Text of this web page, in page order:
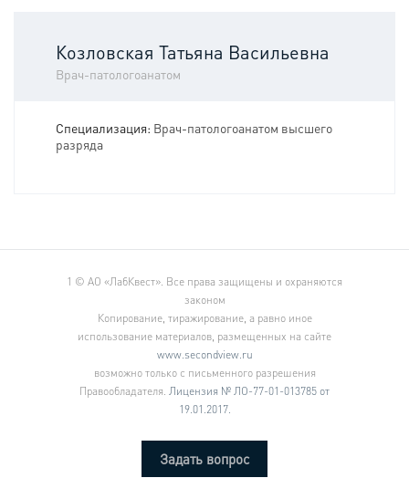
Козловская Татьяна Васильевна
Врач-патологоанатом
Специализация: Врач-патологоанатом высшего
разряда
1 © АО «ЛабКвест». Все права защищены и охраняются
законом
Копирование, тиражирование, а равно иное
использование материалов, размещенных на сайте
www.secondview.ru
возможно только с письменного разрешения
Правообладателя. Лицензия № ЛО-77-01-013785 от
19.01.2017.
Задать вопрос